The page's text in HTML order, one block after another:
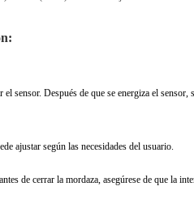
sensor. Después de que se energiza el
ajustar según las necesidades del usuario.
de cerrar la mordaza, asegúrese de que la